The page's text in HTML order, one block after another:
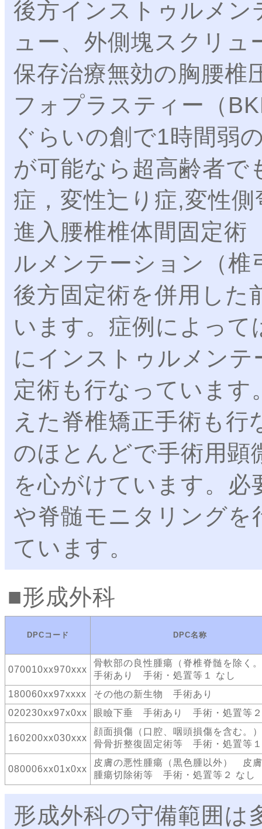
後方インストゥルメン
ュー、外側塊スクリ
保存治療無効の胸腰椎
フォプラスティー（
ぐらいの創で1時間弱
が可能なら超高齢者で
症，変性辷り症,変性
進入腰椎椎体間固定術
ルメンテーション（
後方固定術を併用した
います。症例によって
にインストゥルメン
定術も行なっています
えた脊椎矯正手術も
のほとんどで手術用顕
を心がけています。
や脊髄モニタリングを
ています。
形成外科
DPCコード DPC名称
070010xx970xxx
骨軟部の良性腫瘍（脊椎脊髄を除
手術あり 手術・処置等１ なし
180060xx97xxxx
その他の新生物 手術あり
020230xx97x0xx
眼瞼下垂 手術あり 手術・処置等
160200xx030xxx
顔面損傷（口腔、咽頭損傷を含む。
骨骨折整復固定術等 手術・処置等
080006xx01x0xx
皮膚の悪性腫瘍（黒色腫以外） 皮
腫瘍切除術等 手術・処置等２ なし
形成外科の守備範囲は